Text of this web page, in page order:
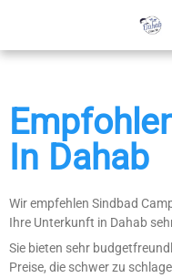
In Dahab
Wir empfehlen Sindbad
Ihre Unterkunft in Dahab
Sie bieten sehr
Preise, die schwer zu